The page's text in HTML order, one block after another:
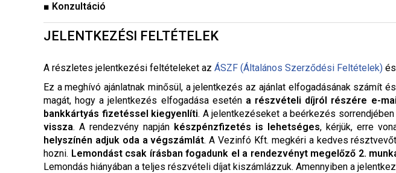
■ Konzultáció
JELENTKEZÉSI FELTÉTELEK
A részletes jelentkezési feltételeket az ÁSZF (Általános Szerződési Feltételek)
Ez a meghívó ajánlatnak minősül, a jelentkezés az ajánlat elfogadásának
magát, hogy a jelentkezés elfogadása esetén a részvételi díjról részére e-
bankkártyás fizetéssel kiegyenlíti. A jelentkezéseket a beérkezés
vissza. A rendezvény napján készpénzfizetés is lehetséges, kérjük, erre
helyszínén adjuk oda a végszámlát. A Vezinfó Kft. megkéri a kedves
hozni. Lemondást csak írásban fogadunk el a rendezvényt megelőző 2.
Lemondás hiányában a teljes részvételi díjat kiszámlázzuk. Amennyiben a